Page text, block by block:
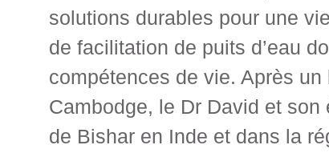
solutions durables pour une
de facilitation de puits d’eau
compétences de vie. Après
Cambodge, le Dr David et
de Bishar en Inde et dans la